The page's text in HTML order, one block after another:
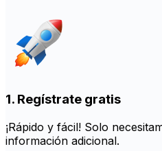
1. Regístrate gratis
¡Rápido y fácil! Solo
información adicional.